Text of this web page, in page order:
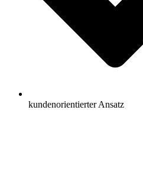
kundenorientierter Ansatz